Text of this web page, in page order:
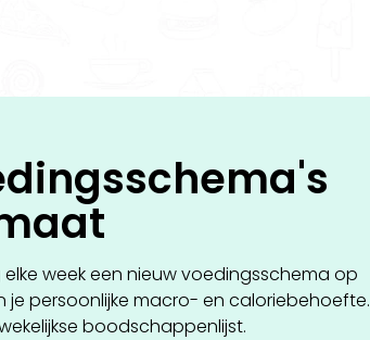
week een nieuw voedingsschema op
je persoonlijke macro- en caloriebehoefte.
boodschappenlijst.